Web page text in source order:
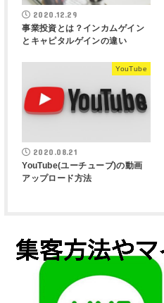
2020.12.29
事業投資とは？インカムゲイン
とキャピタルゲインの違い
YouTube
2020.08.21
YouTube(ユーチューブ)の動画
アップロード方法